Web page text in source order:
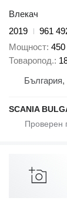
Влекач
2019
961
Мощност 450
Товаропод.
SCANIA